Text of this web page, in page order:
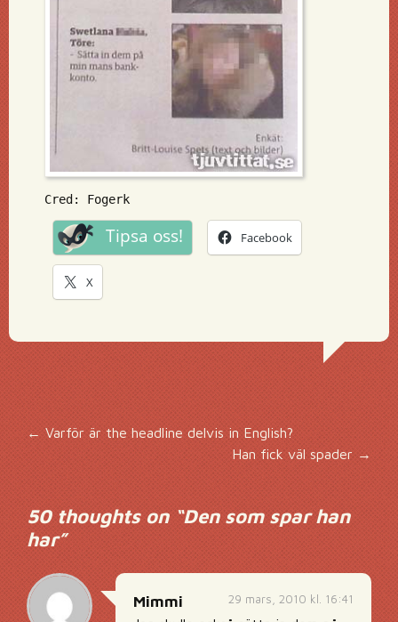
Cred: Fogerk
Tipsa oss! Facebook
X
Inläggsnavigering
← Varför är the headline delvis in English?
Han fick väl spader→
50 thoughts on “Den som spar han
har”
29 mars, 2010 kl. 16:41
Mimmi